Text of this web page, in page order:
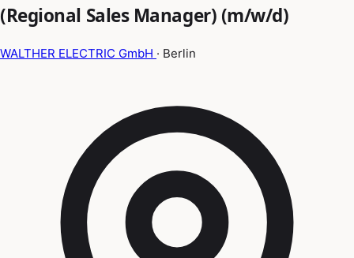
(Regional Sales Manager) (m/w/d)
WALTHER ELECTRIC GmbH · Berlin